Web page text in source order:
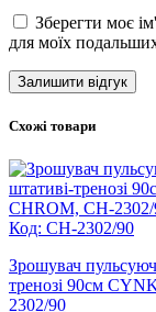
Зберегти моє
для моїх
Схожі товари
Код: CH-2302/90
Зрошувач
тренозі 90см
2302/90